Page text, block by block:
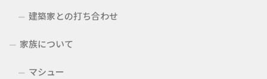
建築家との打ち合わせ
家族について
マシュー